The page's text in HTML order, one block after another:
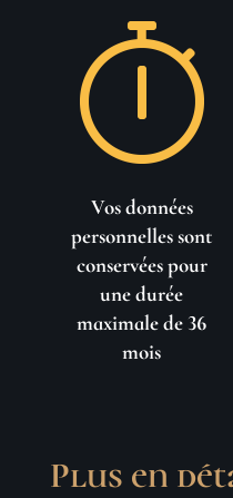
Vos données
personnelles sont
conservées pour
une durée
maximale de 36
mois
Plus en